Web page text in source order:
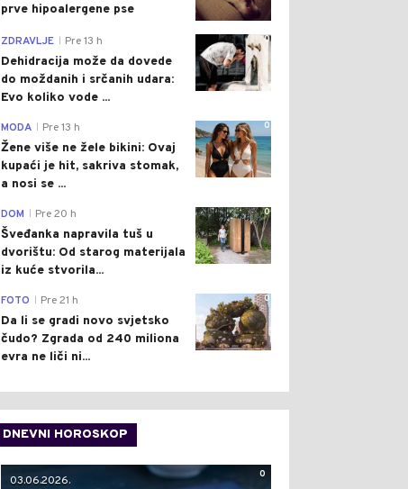
prve hipoalergene pse
0
ZDRAVLJE Pre 13 h
Dehidracija može da dovede
do moždanih i srčanih udara:
Evo koliko vode ...
0
MODA Pre 13 h
Žene više ne žele bikini: Ovaj
kupaći je hit, sakriva stomak,
a nosi se ...
0
DOM Pre 20 h
Šveđanka napravila tuš u
dvorištu: Od starog materijala
iz kuće stvorila...
0
FOTO Pre 21 h
Da li se gradi novo svjetsko
čudo? Zgrada od 240 miliona
evra ne liči ni...
DNEVNI HOROSKOP
0
03.06.2026.